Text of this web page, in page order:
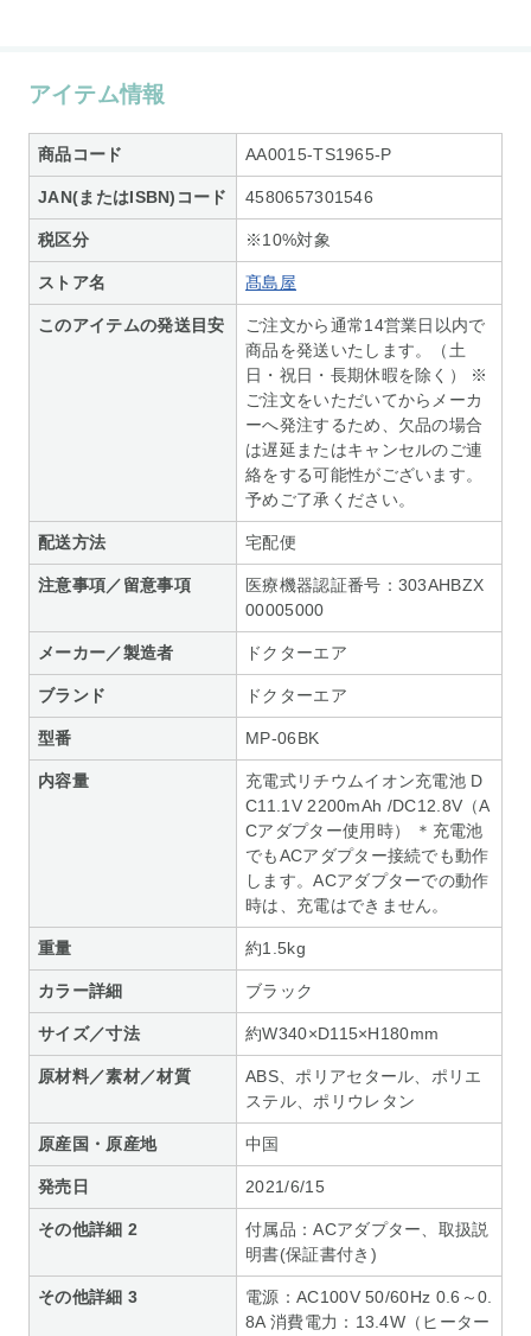
アイテム情報
商品コード AA0015-TS1965-P
JAN(またはISBN)コード 4580657301546
税区分 ※10%対象
ストア名 髙島屋
このアイテムの発送目安
ご注文から通常14営業日以内で
商品を発送いたします。（土
日・祝日・長期休暇を除く） ※
ご注文をいただいてからメーカ
ーへ発注するため、欠品の場合
は遅延またはキャンセルのご連
絡をする可能性がございます。
予めご了承ください。
配送方法 宅配便
注意事項／留意事項
医療機器認証番号：303AHBZX
00005000
メーカー／製造者 ドクターエア
ブランド ドクターエア
型番 MP-06BK
内容量
充電式リチウムイオン充電池 D
C11.1V 2200mAh /DC12.8V（A
Cアダプター使用時） ＊充電池
でもACアダプター接続でも動作
します。ACアダプターでの動作
時は、充電はできません。
重量 約1.5kg
カラー詳細 ブラック
サイズ／寸法 約W340×D115×H180mm
原材料／素材／材質
ABS、ポリアセタール、ポリエ
ステル、ポリウレタン
原産国・原産地 中国
発売日 2021/6/15
その他詳細 2
付属品：ACアダプター、取扱説
明書(保証書付き)
その他詳細 3
電源：AC100V 50/60Hz 0.6～0.
8A 消費電力：13.4W（ヒーター